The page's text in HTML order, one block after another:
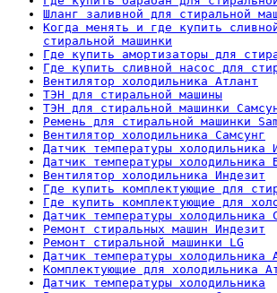
Шланг заливной для стиральной
Когда менять и где купить
стиральной машинки
Где купить амортизаторы для
Где купить сливной насос для
Вентилятор холодильника Атлант
ТЭН для стиральной машины
ТЭН для стиральной машинки
Ремень для стиральной машинки
Вентилятор холодильника Самсунг
Датчик температуры холодильника
Датчик температуры холодильника
Вентилятор холодильника Индезит
Где купить комплектующие для
Где купить комплектующие для
Датчик температуры холодильника
Ремонт стиральных машин Индезит
Ремонт стиральной машинки LG
Датчик температуры холодильника
Комплектующие для холодильника
Датчик температуры холодильника